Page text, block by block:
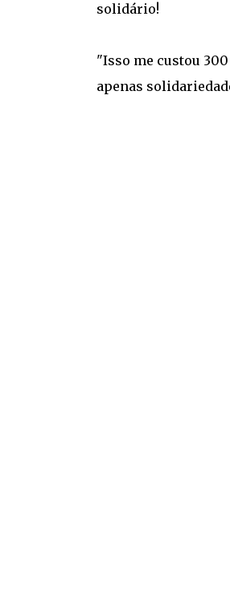
solidário!
"Isso me custou
apenas